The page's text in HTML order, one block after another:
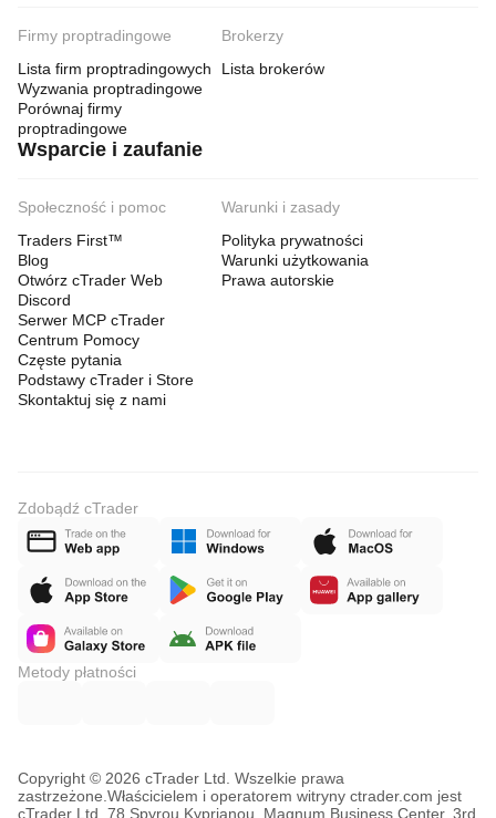
Firmy proptradingowe
Lista firm proptradingowych
Wyzwania proptradingowe
Porównaj firmy
proptradingowe
Brokerzy
Lista brokerów
Wsparcie i zaufanie
Społeczność i pomoc
Traders First™
Blog
Otwórz cTrader Web
Discord
Serwer MCP cTrader
Centrum Pomocy
Częste pytania
Podstawy cTrader i Store
Skontaktuj się z nami
Warunki i zasady
Polityka prywatności
Warunki użytkowania
Prawa autorskie
Zdobądź cTrader
Metody płatności
Copyright © 2026 cTrader Ltd. Wszelkie prawa
zastrzeżone. Właścicielem i operatorem witryny ctrader.com jest
cTrader Ltd, 78 Spyrou Kyprianou, Magnum Business Center, 3rd